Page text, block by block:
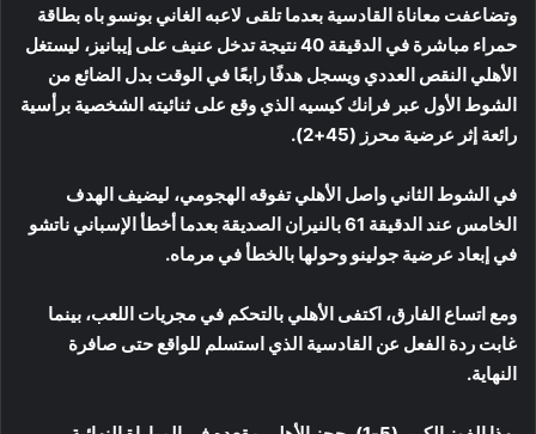
وتضاعفت معاناة القادسية بعدما تلقى لاعبه الغاني بونسو باه بطاقة
حمراء مباشرة في الدقيقة 40 نتيجة تدخل عنيف على إيبانيز، ليستغل
الأهلي النقص العددي ويسجل هدفًا رابعًا في الوقت بدل الضائع من
الشوط الأول عبر فرانك كيسيه الذي وقع على ثنائيته الشخصية برأسية
رائعة إثر عرضية محرز (45+2).
في الشوط الثاني واصل الأهلي تفوقه الهجومي، ليضيف الهدف
الخامس عند الدقيقة 61 بالنيران الصديقة بعدما أخطأ الإسباني ناتشو
في إبعاد عرضية جولينو وحولها بالخطأ في مرماه.
ومع اتساع الفارق، اكتفى الأهلي بالتحكم في مجريات اللعب، بينما
غابت ردة الفعل عن القادسية الذي استسلم للواقع حتى صافرة
النهاية.